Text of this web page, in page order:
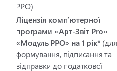
РРО)
Ліцензія комп’ютерної
програми «Арт-Звіт Pro»
«Модуль РРО» на 1 рік* (для
формування, підписання та
відправки до податкової